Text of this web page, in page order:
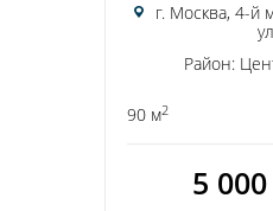
г. Москва, 4-й
ул
Район:
90 м2
5